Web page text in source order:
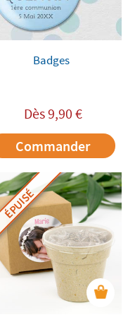
Badges
Dès9,90 €
Commander
ÉPUISÉ